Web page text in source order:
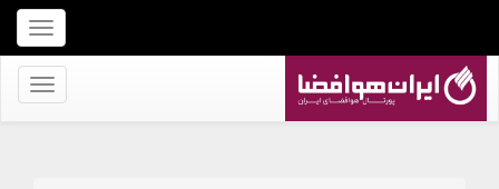
برای
نمایش
منو
برای